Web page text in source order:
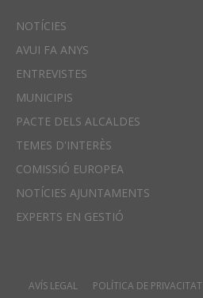
NOTÍCIES
AVUI FA ANYS
ENTREVISTES
MUNICIPIS
PACTE DELS ALCALDES
TEMES D'INTERÈS
COMISSIÓ EUROPEA
NOTÍCIES AJUNTAMENTS
EXPERTS EN GESTIÓ
AVÍS LEGAL POLÍTICA DE PRIVACITAT